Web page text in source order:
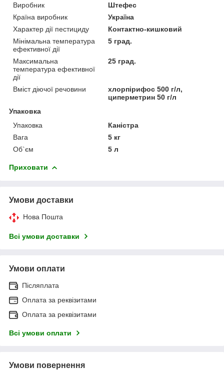
Виробник
Штефес
Країна виробник
Україна
Характер дії пестициду
Контактно-кишковий
Мінімальна температура
ефективної дії
5 град.
Максимальна
температура ефективної
дії
25 град.
Вміст діючої речовини
хлорпірифос 500 г/л,
циперметрин 50 г/л
Упаковка
Упаковка
Каністра
Вага
5 кг
Об`єм
5 л
Приховати
Умови доставки
Нова Пошта
Всі умови доставки
Умови оплати
Післяплата
Оплата за реквізитами
Оплата за реквізитами
Всі умови оплати
Умови повернення